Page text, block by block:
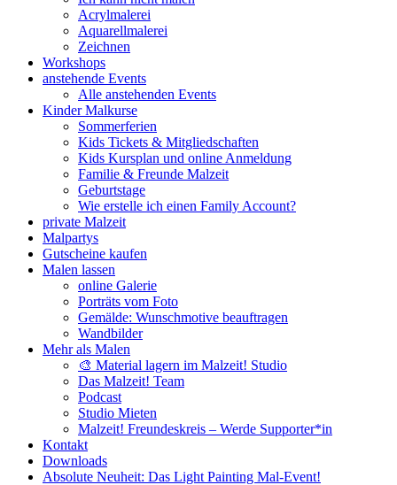
Acrylmalerei
Aquarellmalerei
Zeichnen
Workshops
anstehende Events
Alle anstehenden Events
Kinder Malkurse
Sommerferien
Kids Tickets & Mitgliedschaften
Kids Kursplan und online Anmeldung
Familie & Freunde Malzeit
Geburtstage
Wie erstelle ich einen Family Account?
private Malzeit
Malpartys
Gutscheine kaufen
Malen lassen
online Galerie
Porträts vom Foto
Gemälde: Wunschmotive beauftragen
Wandbilder
Mehr als Malen
🎨 Material lagern im Malzeit! Studio
Das Malzeit! Team
Podcast
Studio Mieten
Malzeit! Freundeskreis – Werde Supporter*in
Kontakt
Downloads
Absolute Neuheit: Das Light Painting Mal-Event!